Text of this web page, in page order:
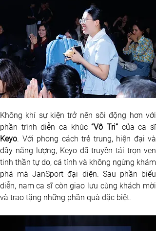
Không khí sự kiện trở nên sôi động hơn với
phần trình diễn ca khúc “Vô Tri”
Keyo. Với phong cách trẻ trung, hiện đại và
đầy năng lượng, Keyo đã truyền tải trọn vẹn
tinh thần tự do, cá tính và không ngừng khám
phá mà JanSport đại diện. Sau phần biểu
diễn, nam ca sĩ còn giao lưu cùng khách mời
và trao tặng những phần quà đặc biệt.